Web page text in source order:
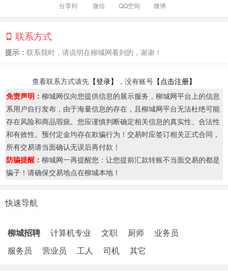
分享到 微信 QQ空间 微博
联系方式
提示： 联系我时，请说明在柳城网看到的，谢谢！
查看联系方式请先 【登录】 ，没有账号 【点击注册】
免责声明： 柳城网仅向您提供信息的展示服务，柳城网平台上的信息
系用户自行发布，由于海量信息的存在，且柳城网平台无法杜绝可能
存在风险和商品瑕疵。您应谨慎判断确定相关信息的真实性、合法性
和有效性。预付定金均存在欺骗行为！交易时应签订相关正式合同，
所有交易请当面确认无误后再付款！
防骗提醒： 柳城网一再提醒您：让您提前汇款转账不当面交易的都是
骗子！请确保交易地点在柳城本地！
快速导航
柳城招聘 计算机专业 文职 厨师
业务员
服务员
营业员 工人 司机 其它